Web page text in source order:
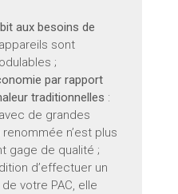
aux besoins de
sont
;
par rapport
traditionnelles :
de grandes
n’est plus
gage de qualité ;
d’effectuer un
votre PAC, elle